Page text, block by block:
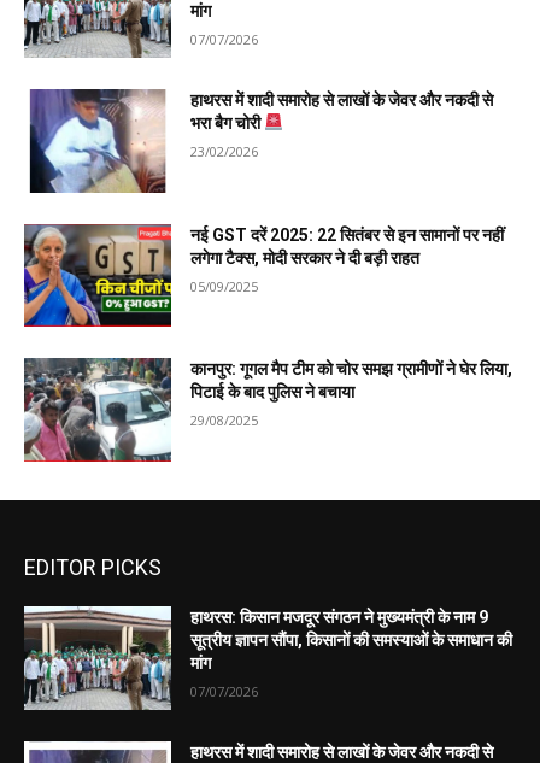
मांग
07/07/2026
हाथरस में शादी समारोह से लाखों के जेवर और नकदी से
भरा बैग चोरी
23/02/2026
नई GST दरें 2025: 22 सितंबर से इन सामानों पर नहीं
लगेगा टैक्स, मोदी सरकार ने दी बड़ी राहत
05/09/2025
कानपुर: गूगल मैप टीम को चोर समझ ग्रामीणों ने घेर लिया,
पिटाई के बाद पुलिस ने बचाया
29/08/2025
EDITOR PICKS
हाथरस: किसान मजदूर संगठन ने मुख्यमंत्री के नाम 9
सूत्रीय ज्ञापन सौंपा, किसानों की समस्याओं के समाधान की
मांग
07/07/2026
हाथरस में शादी समारोह से लाखों के जेवर और नकदी से